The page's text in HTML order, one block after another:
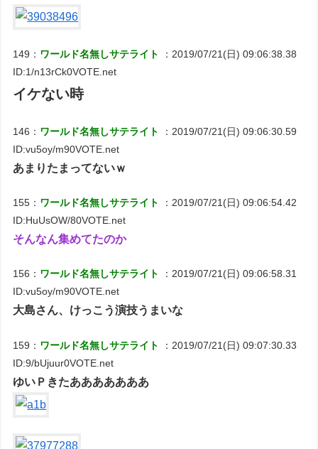
149： ワールド名無しサテライト
：2019/07/21(日) 09:06:38.38
ID:1/n13rCk0VOTE.net
イケない時
146： ワールド名無しサテライト
：2019/07/21(日) 09:06:30.59
ID:vu5oy/m90VOTE.net
あまりたまってないｗ
155： ワールド名無しサテライト
：2019/07/21(日) 09:06:54.42
ID:HuUsOW/80VOTE.net
そんなん集めてたのか
156： ワールド名無しサテライト
：2019/07/21(日) 09:06:58.31
ID:vu5oy/m90VOTE.net
大島さん、けっこう演技うまいな
159： ワールド名無しサテライト
：2019/07/21(日) 09:07:30.33
ID:9/bUjuur0VOTE.net
ゆいＰきたあああああああ